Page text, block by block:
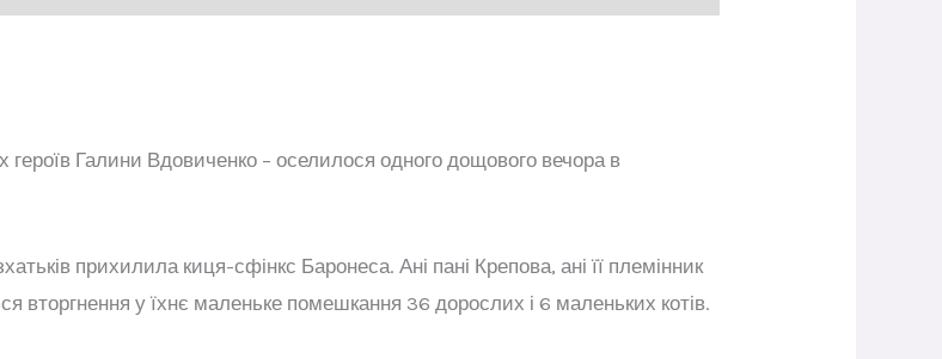
Галини Вдовиченко – оселилося одного дощового вечора в
прихилила киця-сфінкс Баронеса. Ані пані Крепова, ані її племінник
вторгнення у їхнє маленьке помешкання 36 дорослих і 6 маленьких котів.